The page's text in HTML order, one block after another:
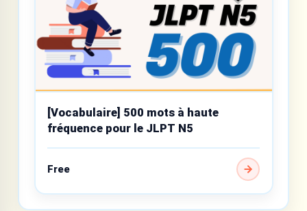
[Vocabulaire] 500 mots à haute
fréquence pour le JLPT N5
Free